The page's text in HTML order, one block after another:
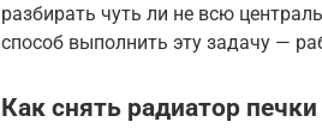
разбирать чуть ли не всю
способ выполнить эту задачу —
Как снять радиатор